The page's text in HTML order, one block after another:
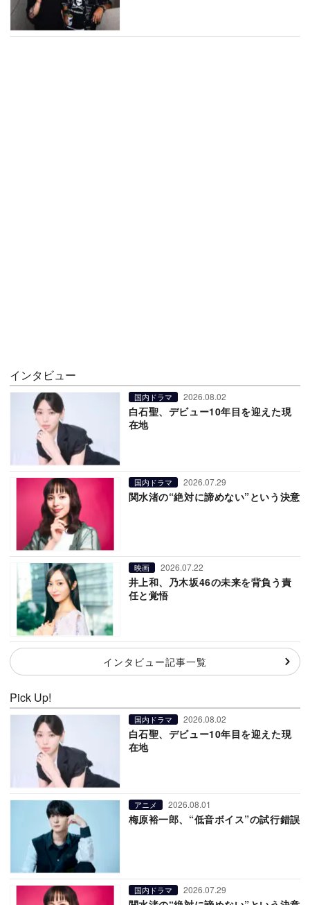
インタビュー
国内ドラマ 2026.08.02
白石聖、デビュー10年目を迎えた現
在地
国内ドラマ 2026.07.29
関水渚の“絶対に諦めない”という決意
映画 2026.07.22
井上和、乃木坂46の未来を背負う責
任と覚悟
インタビュー記事一覧
Pick Up!
国内ドラマ 2026.08.02
白石聖、デビュー10年目を迎えた現
在地
アニメ 2026.08.01
梅原裕一郎、“低音ボイス”の試行錯誤
国内ドラマ 2026.07.29